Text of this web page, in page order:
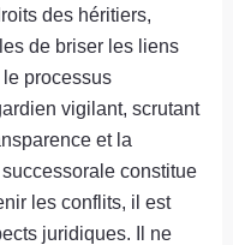
des héritiers,
de briser les liens
processus
vigilant, scrutant
et la
constitue
les conflits, il est
juridiques. Il ne